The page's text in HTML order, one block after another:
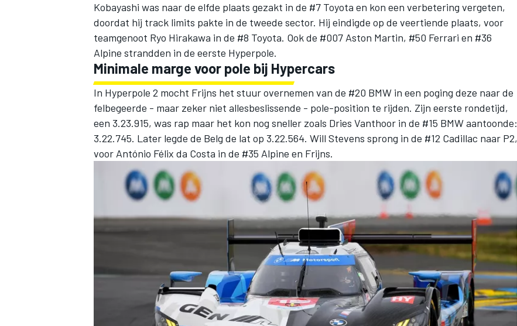
Kobayashi was naar de elfde plaats gezakt in de #7 Toyota en kon een verbetering vergeten,
doordat hij track limits pakte in de tweede sector. Hij eindigde op de veertiende plaats, voor
teamgenoot Ryo Hirakawa in de #8 Toyota. Ook de #007 Aston Martin, #50 Ferrari en #36
Alpine strandden in de eerste Hyperpole.
Minimale marge voor pole bij Hypercars
In Hyperpole 2 mocht Frijns het stuur overnemen van de #20 BMW in een poging deze naar de
felbegeerde - maar zeker niet allesbeslissende - pole-position te rijden. Zijn eerste rondetijd,
een 3.23.915, was rap maar het kon nog sneller zoals Dries Vanthoor in de #15 BMW aantoonde:
3.22.745. Later legde de Belg de lat op 3.22.564. Will Stevens sprong in de #12 Cadillac naar P2,
voor António Félix da Costa in de #35 Alpine en Frijns.